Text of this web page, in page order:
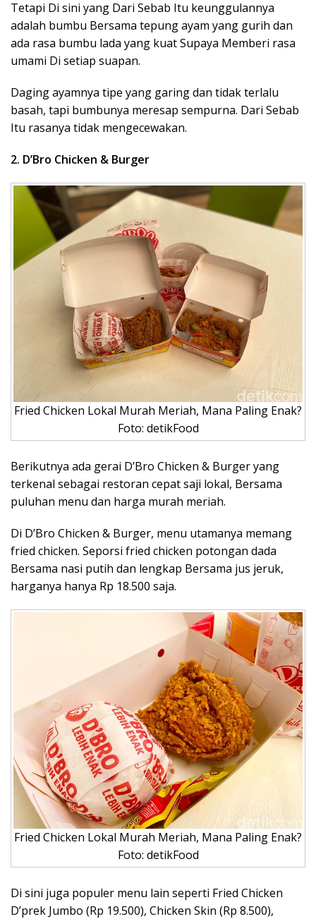
Tetapi Di sini yang Dari Sebab Itu keunggulannya
adalah bumbu Bersama tepung ayam yang gurih dan
ada rasa bumbu lada yang kuat Supaya Memberi rasa
umami Di setiap suapan.
Daging ayamnya tipe yang garing dan tidak terlalu
basah, tapi bumbunya meresap sempurna. Dari Sebab
Itu rasanya tidak mengecewakan.
2. D’Bro Chicken & Burger
Fried Chicken Lokal Murah Meriah, Mana Paling Enak?
Foto: detikFood
Berikutnya ada gerai D’Bro Chicken & Burger yang
terkenal sebagai restoran cepat saji lokal, Bersama
puluhan menu dan harga murah meriah.
Di D’Bro Chicken & Burger, menu utamanya memang
fried chicken. Seporsi fried chicken potongan dada
Bersama nasi putih dan lengkap Bersama jus jeruk,
harganya hanya Rp 18.500 saja.
Fried Chicken Lokal Murah Meriah, Mana Paling Enak?
Foto: detikFood
Di sini juga populer menu lain seperti Fried Chicken
D’prek Jumbo (Rp 19.500), Chicken Skin (Rp 8.500),